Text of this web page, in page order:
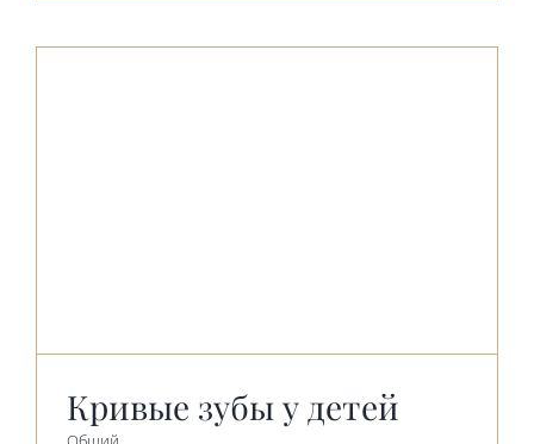
Кривые зубы у детей